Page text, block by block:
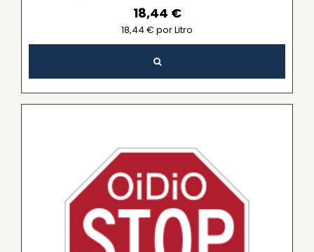
18,44 €
18,44 € por Litro